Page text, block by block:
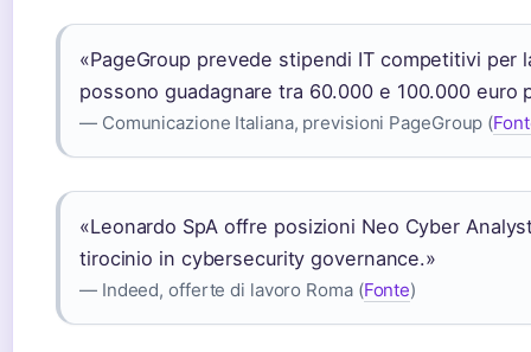
«PageGroup prevede stipendi IT competitivi
possono guadagnare tra 60.000 e 100.000 euro
— Comunicazione Italiana, previsioni PageGroup (
«Leonardo SpA offre posizioni Neo Cyber
tirocinio in cybersecurity governance.»
— Indeed, offerte di lavoro Roma (Fonte)